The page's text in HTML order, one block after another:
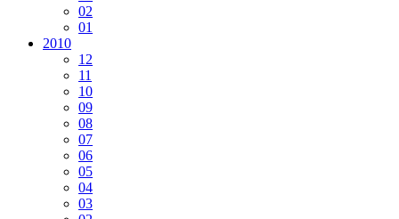
02
01
2010
12
11
10
09
08
07
06
05
04
03